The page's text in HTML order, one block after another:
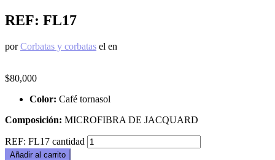
REF: FL17
porCorbatas y corbatas el en
$80,000
Color: Café tornasol
Composición: MICROFIBRA DE JACQUARD
REF: FL17 cantidad
Añadir al carrito